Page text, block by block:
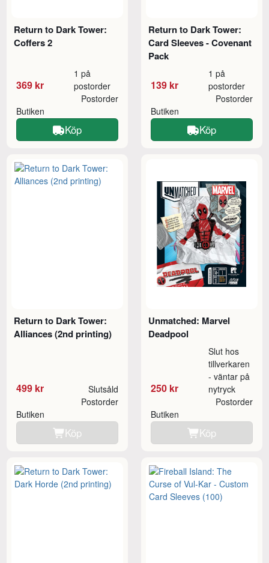
Return to Dark Tower:
Coffers 2
369 kr
1 på
postorder
Butiken
Postorder
Köp
Return to Dark Tower:
Card Sleeves - Covenant
Pack
139 kr
1 på
postorder
Butiken
Postorder
Köp
Return to Dark Tower:
Alliances (2nd printing)
499 kr Slutsåld
Butiken
Postorder
Köp
Unmatched: Marvel
Deadpool
250 kr
Slut hos
tillverkaren
- väntar på
nytryck
Butiken
Postorder
Köp